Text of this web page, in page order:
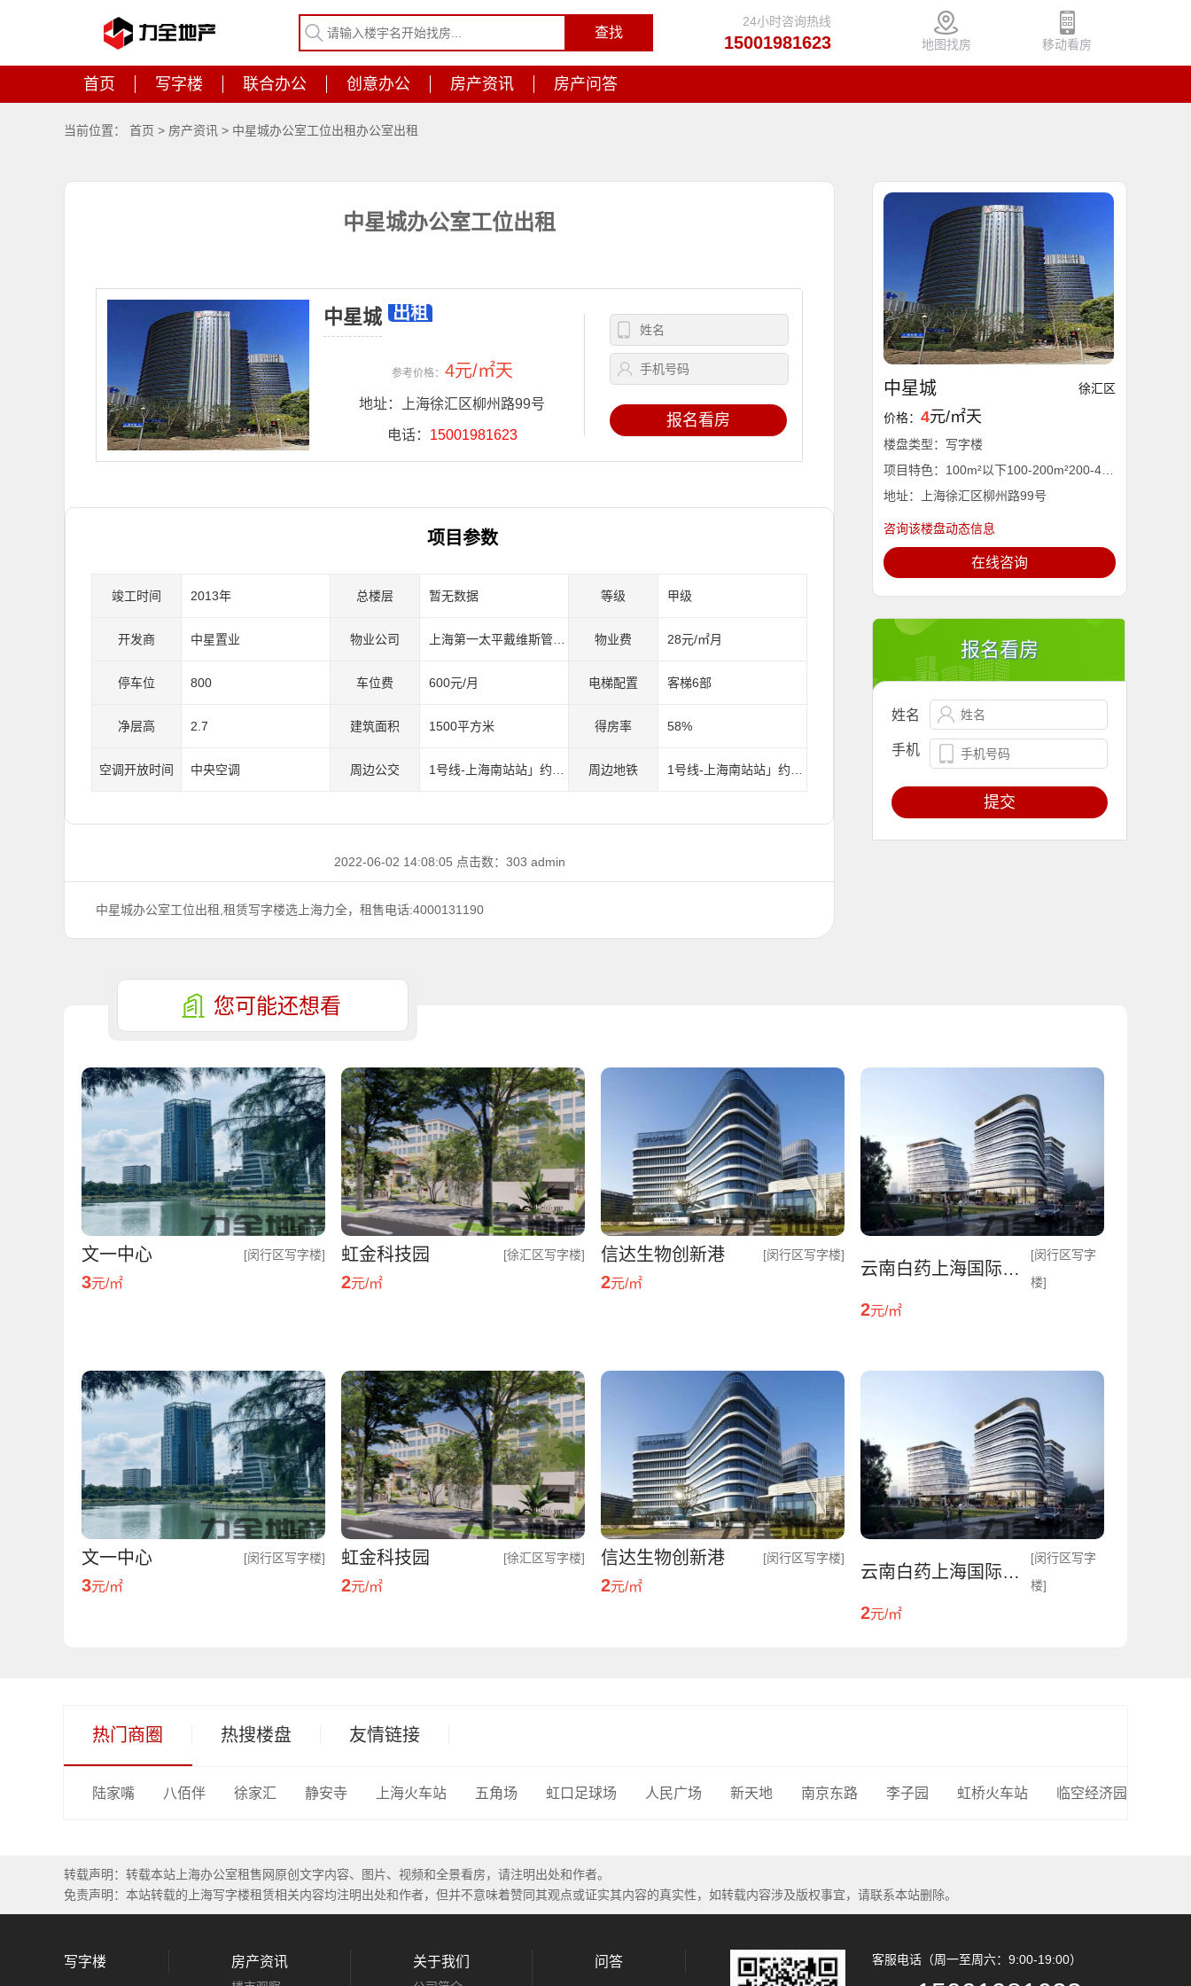
24小时咨询热线
15001981623 地图找房 移动看房
首页 写字楼 联合办公 创意办公 房产资讯 房产问答
当前位置： 首页 > 房产资讯 > 中星城办公室工位出租办公室出租
中星城办公室工位出租
中星城 出租
参考价格： 4元/㎡天
地址：上海徐汇区柳州路99号
电话： 15001981623
项目参数
竣工时间 2013年 总楼层 暂无数据 等级 甲级
开发商 中星置业 物业公司 物业费 28元/㎡月
停车位 800 车位费 600元/月 电梯配置 客梯6部
净层高 2.7 建筑面积 1500平方米 得房率 58%
空调开放时间 中央空调 周边公交 周边地铁
2022-06-02 14:08:05 点击数： 303 admin
中星城办公室工位出租,租赁写字楼选上海力全，租售电话:4000131190
中星城 徐汇区
价格： 4元/㎡天
楼盘类型：写字楼
地址：上海徐汇区柳州路99号
咨询该楼盘动态信息
在线咨询
报名看房
姓名
手机
您可能还想看
文一中心 [闵行区写字楼]
3元/㎡
虹金科技园 [徐汇区写字楼]
2元/㎡
信达生物创新港 [闵行区写字楼]
2元/㎡
云南白药上海国际中心
[闵行区写字
楼]
2元/㎡
文一中心 [闵行区写字楼]
3元/㎡
虹金科技园 [徐汇区写字楼]
2元/㎡
信达生物创新港 [闵行区写字楼]
2元/㎡
云南白药上海国际中心
[闵行区写字
楼]
2元/㎡
热门商圈 热搜楼盘 友情链接
陆家嘴 八佰伴 徐家汇 静安寺 上海火车站 五角场 虹口足球场 人民广场 新天地 南京东路 李子园 虹桥火车站 临空经济园
转载声明：转载本站上海办公室租售网原创文字内容、图片、视频和全景看房，请注明出处和作者。
免责声明：本站转载的上海写字楼租赁相关内容均注明出处和作者，但并不意味着赞同其观点或证实其内容的真实性，如转载内容涉及版权事宜，请联系本站删除。
写字楼 房产资讯 关于我们 问答 客服电话（周一至周六：9:00-19:00）